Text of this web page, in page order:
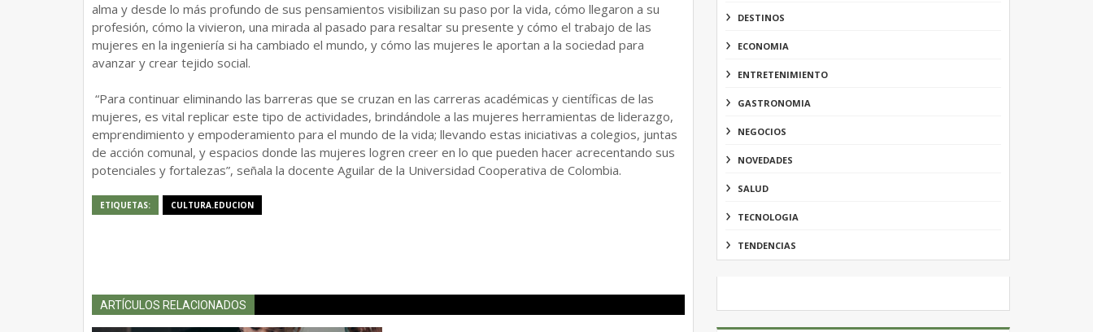
alma y desde lo más profundo de sus pensamientos visibilizan su paso por la vida, cómo llegaron a su
profesión, cómo la vivieron, una mirada al pasado para resaltar su presente y cómo el trabajo de las
mujeres en la ingeniería si ha cambiado el mundo, y cómo las mujeres le aportan a la sociedad para
avanzar y crear tejido social.
“Para continuar eliminando las barreras que se cruzan en las carreras académicas y científicas de las
mujeres, es vital replicar este tipo de actividades, brindándole a las mujeres herramientas de liderazgo,
emprendimiento y empoderamiento para el mundo de la vida; llevando estas iniciativas a colegios, juntas
de acción comunal, y espacios donde las mujeres logren creer en lo que pueden hacer acrecentando sus
potenciales y fortalezas”, señala la docente Aguilar de la Universidad Cooperativa de Colombia.
ETIQUETAS: CULTURA.EDUCION
ARTÍCULOS RELACIONADOS
DESTINOS
ECONOMIA
ENTRETENIMIENTO
GASTRONOMIA
NEGOCIOS
NOVEDADES
SALUD
TECNOLOGIA
TENDENCIAS